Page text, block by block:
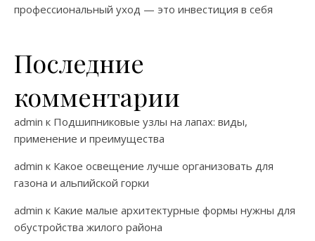
профессиональный уход — это инвестиция в себя
Последние
комментарии
admin к Подшипниковые узлы на лапах: виды,
применение и преимущества
admin к Какое освещение лучше организовать для
газона и альпийской горки
admin к Какие малые архитектурные формы нужны для
обустройства жилого района